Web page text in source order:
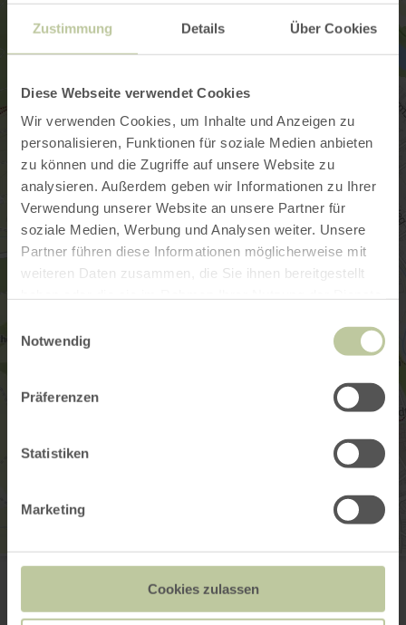
Zustimmung Details Über Cookies
Diese Webseite verwendet Cookies
Wir verwenden Cookies, um Inhalte und Anzeigen zu
personalisieren, Funktionen für soziale Medien anbieten
zu können und die Zugriffe auf unsere Website zu
analysieren. Außerdem geben wir Informationen zu Ihrer
Verwendung unserer Website an unsere Partner für
soziale Medien, Werbung und Analysen weiter. Unsere
Partner führen diese Informationen möglicherweise mit
weiteren Daten zusammen, die Sie ihnen bereitgestellt
Notwendig
Präferenzen
Statistiken
Marketing
Cookies zulassen
Minigolfplatz Wittlich
+49 15157962864